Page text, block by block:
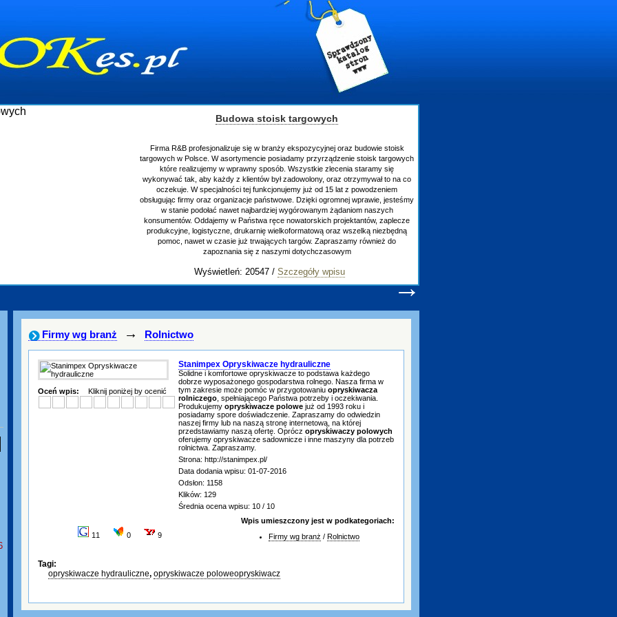
Budowa stoisk targowych
Firma R&B profesjonalizuje się w branży ekspozycyjnej oraz budowie stoisk
targowych w Polsce. W asortymencie posiadamy przyrządzenie stoisk targowych
które realizujemy w wprawny sposób. Wszystkie zlecenia staramy się
wykonywać tak, aby każdy z klientów był zadowolony, oraz otrzymywał to na co
oczekuje. W specjalności tej funkcjonujemy już od 15 lat z powodzeniem
obsługując firmy oraz organizacje państwowe. Dzięki ogromnej wprawie, jesteśmy
w stanie podołać nawet najbardziej wygórowanym żądaniom naszych
konsumentów. Oddajemy w Państwa ręce nowatorskich projektantów, zaplecze
produkcyjne, logistyczne, drukarnię wielkoformatową oraz wszelką niezbędną
pomoc, nawet w czasie już trwających targów. Zapraszamy również do
zapoznania się z naszymi dotychczasowym
Wyświetleń: 20547 / Szczegóły wpisu
→
Firmy wg branż → Rolnictwo
Oceń wpis: Kliknij poniżej by ocenić
Stanimpex Opryskiwacze hydrauliczne
Solidne i komfortowe opryskiwacze to podstawa każdego
dobrze wyposażonego gospodarstwa rolnego. Nasza firma w
tym zakresie może pomóc w przygotowaniu opryskiwacza
rolniczego , spełniającego Państwa potrzeby i oczekiwania.
Produkujemy opryskiwacze polowe już od 1993 roku i
posiadamy spore doświadczenie. Zapraszamy do odwiedzin
naszej firmy lub na naszą stronę internetową, na której
przedstawiamy naszą ofertę. Oprócz opryskiwaczy polowych
oferujemy opryskiwacze sadownicze i inne maszyny dla potrzeb
rolnictwa. Zapraszamy.
Strona: http://stanimpex.pl/
Data dodania wpisu: 01-07-2016
Odsłon: 1158
Klików: 129
Średnia ocena wpisu: 10 / 10
11 0 9
Wpis umieszczony jest w podkategoriach:
Firmy wg branż / Rolnictwo
Tagi:
opryskiwacze hydrauliczne, opryskiwacze poloweopryskiwacz